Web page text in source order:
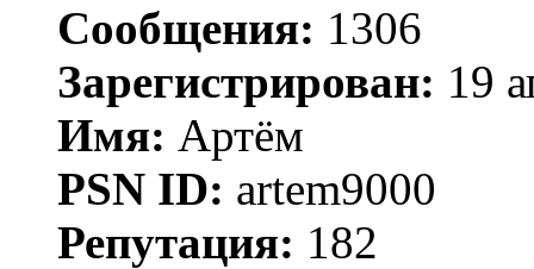
Сообщения: 1306
Зарегистрирован: 19
Имя: Артём
PSN ID: artem9000
Репутация: 182